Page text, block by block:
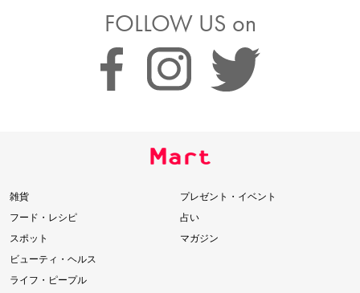
FOLLOW US on
雑貨
フード・レシピ
スポット
ビューティ・ヘルス
ライフ・ピープル
プレゼント・イベント
占い
マガジン